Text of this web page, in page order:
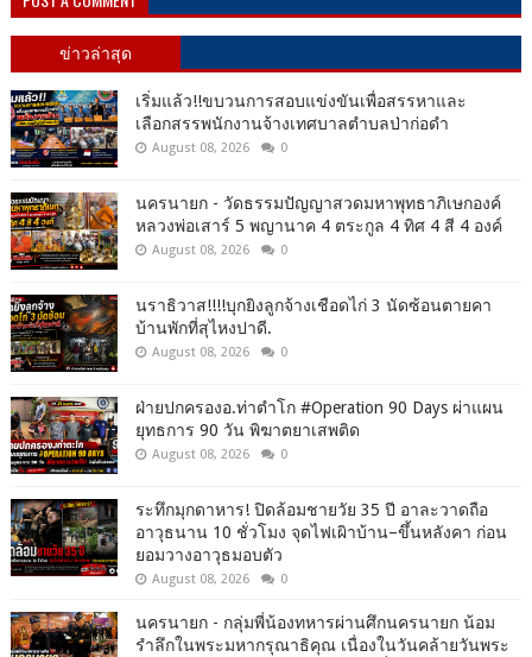
ข่าวล่าสุด
เริ่มแล้ว!!ขบวนการสอบแข่งขันเพื่อสรรหาและ
เลือกสรรพนักงานจ้างเทศบาลตำบลป่าก่อดำ
August 08, 2026 0
นครนายก - วัดธรรมปัญญาสวดมหาพุทธาภิเษกองค์
หลวงพ่อเสาร์ 5 พญานาค 4 ตระกูล 4 ทิศ 4 สี 4 องค์
August 08, 2026 0
นราธิวาส!!!!บุกยิงลูกจ้างเชือดไก่ 3 นัดซ้อนตายคา
บ้านพักที่สุไหงปาดี.
August 08, 2026 0
ฝ่ายปกครองอ.ท่าตำโก #Operation 90 Days ผ่าแผน
ยุทธการ 90 วัน พิฆาตยาเสพติด
August 08, 2026 0
ระทึกมุกดาหาร! ปิดล้อมชายวัย 35 ปี อาละวาดถือ
อาวุธนาน 10 ชั่วโมง จุดไฟเผิาบ้าน–ขึ้นหลังคา ก่อน
ยอมวางอาวุธมอบตัว
August 08, 2026 0
นครนายก - กลุ่มพี่น้องทหารผ่านศึกนครนายก น้อม
รำลึกในพระมหากรุณาธิคุณ เนื่องในวันคล้ายวันพระ